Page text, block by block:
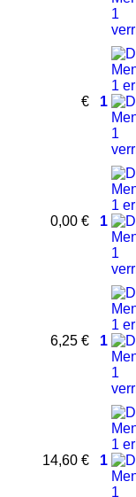
€ 1
0,00 € 1
6,25 € 1
14,60 € 1